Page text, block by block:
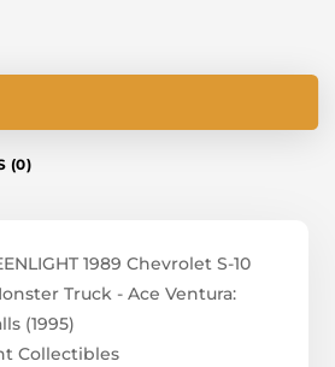
(0)
1989 Chevrolet S-10
Truck - Ace Ventura:
(1995)
Collectibles